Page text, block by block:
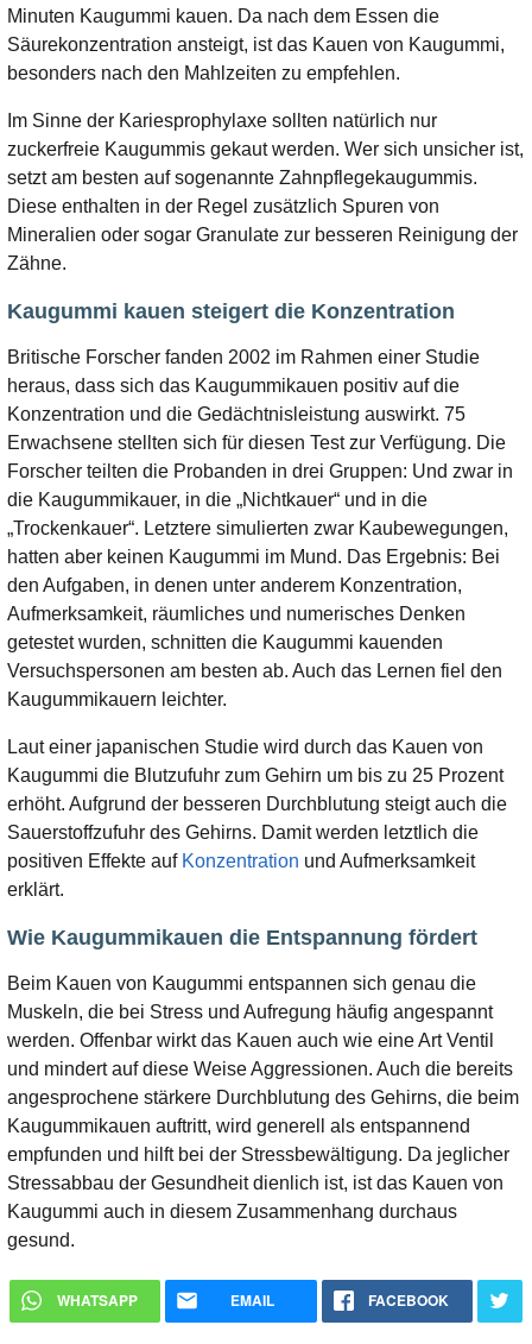
Minuten Kaugummi kauen. Da nach dem Essen die
Säurekonzentration ansteigt, ist das Kauen von Kaugummi,
besonders nach den Mahlzeiten zu empfehlen.
Im Sinne der Kariesprophylaxe sollten natürlich nur
zuckerfreie Kaugummis gekaut werden. Wer sich unsicher ist,
setzt am besten auf sogenannte Zahnpflegekaugummis.
Diese enthalten in der Regel zusätzlich Spuren von
Mineralien oder sogar Granulate zur besseren Reinigung der
Zähne.
Kaugummi kauen steigert die Konzentration
Britische Forscher fanden 2002 im Rahmen einer Studie
heraus, dass sich das Kaugummikauen positiv auf die
Konzentration und die Gedächtnisleistung auswirkt. 75
Erwachsene stellten sich für diesen Test zur Verfügung. Die
Forscher teilten die Probanden in drei Gruppen: Und zwar in
die Kaugummikauer, in die „Nichtkauer“ und in die
„Trockenkauer“. Letztere simulierten zwar Kaubewegungen,
hatten aber keinen Kaugummi im Mund. Das Ergebnis: Bei
den Aufgaben, in denen unter anderem Konzentration,
Aufmerksamkeit, räumliches und numerisches Denken
getestet wurden, schnitten die Kaugummi kauenden
Versuchspersonen am besten ab. Auch das Lernen fiel den
Kaugummikauern leichter.
Laut einer japanischen Studie wird durch das Kauen von
Kaugummi die Blutzufuhr zum Gehirn um bis zu 25 Prozent
erhöht. Aufgrund der besseren Durchblutung steigt auch die
Sauerstoffzufuhr des Gehirns. Damit werden letztlich die
positiven Effekte auf Konzentration und Aufmerksamkeit
erklärt.
Wie Kaugummikauen die Entspannung fördert
Beim Kauen von Kaugummi entspannen sich genau die
Muskeln, die bei Stress und Aufregung häufig angespannt
werden. Offenbar wirkt das Kauen auch wie eine Art Ventil
und mindert auf diese Weise Aggressionen. Auch die bereits
angesprochene stärkere Durchblutung des Gehirns, die beim
Kaugummikauen auftritt, wird generell als entspannend
empfunden und hilft bei der Stressbewältigung. Da jeglicher
Stressabbau der Gesundheit dienlich ist, ist das Kauen von
Kaugummi auch in diesem Zusammenhang durchaus
gesund.
WHATSAPP EMAIL FACEBOOK